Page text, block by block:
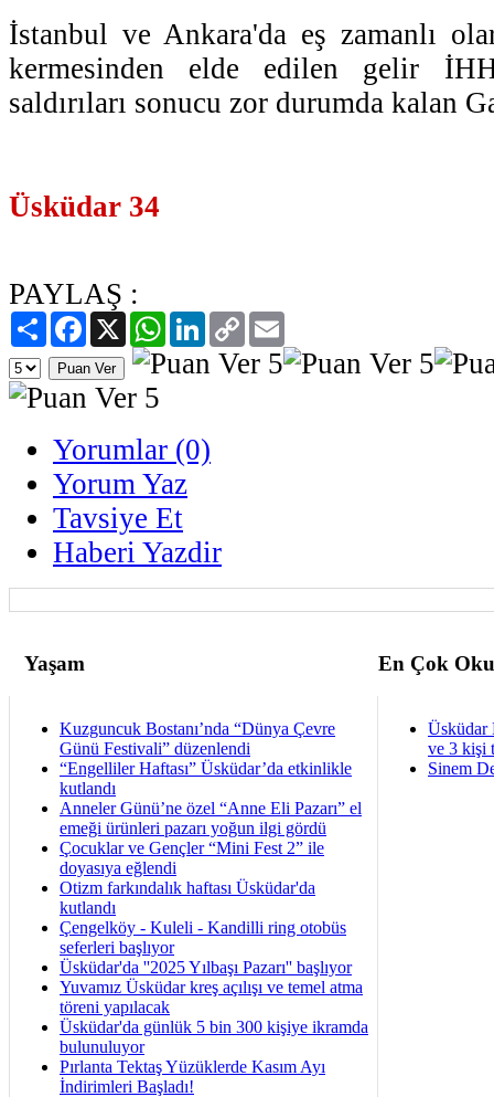
İstanbul ve Ankara'da eş zamanlı
kermesinden elde edilen gelir
saldırıları sonucu zor durumda kalan
Üsküdar 34
PAYLAŞ :
PaylaşFacebook
X WhatsAppLinkedIn
Copy
Link
Yorumlar (0)
Yorum Yaz
Tavsiye Et
Haberi Yazdir
Yaşam En Çok
Kuzguncuk Bostanı’nda “Dünya Çevre
Günü Festivali” düzenlendi
“Engelliler Haftası” Üsküdar’da etkinlikle
kutlandı
Anneler Günü’ne özel “Anne Eli Pazarı” el
emeği ürünleri pazarı yoğun ilgi gördü
Çocuklar ve Gençler “Mini Fest 2” ile
doyasıya eğlendi
Otizm farkındalık haftası Üsküdar'da
kutlandı
Çengelköy - Kuleli - Kandilli ring otobüs
seferleri başlıyor
Üsküdar'da ''2025 Yılbaşı Pazarı'' başlıyor
Yuvamız Üsküdar kreş açılışı ve temel atma
töreni yapılacak
Üsküdar'da günlük 5 bin 300 kişiye ikramda
bulunuluyor
Pırlanta Tektaş Yüzüklerde Kasım Ayı
İndirimleri Başladı!
Üsküdar
ve 3 kişi
Sinem